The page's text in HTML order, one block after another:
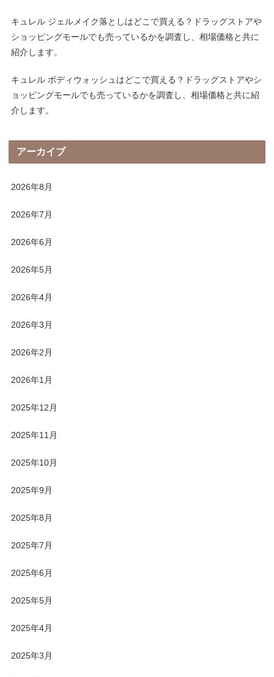
キュレル ジェルメイク落としはどこで買える？ドラッグストアや
ショッピングモールでも売っているかを調査し、相場価格と共に
紹介します。
キュレル ボディウォッシュはどこで買える？ドラッグストアやシ
ョッピングモールでも売っているかを調査し、相場価格と共に紹
介します。
アーカイブ
2026年8月
2026年7月
2026年6月
2026年5月
2026年4月
2026年3月
2026年2月
2026年1月
2025年12月
2025年11月
2025年10月
2025年9月
2025年8月
2025年7月
2025年6月
2025年5月
2025年4月
2025年3月